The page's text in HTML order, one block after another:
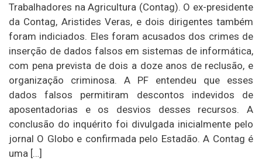
Trabalhadores na Agricultura (Contag). O ex-presidente
da Contag, Aristides Veras, e dois dirigentes também
foram indiciados. Eles foram acusados dos crimes de
inserção de dados falsos em sistemas de informática,
com pena prevista de dois a doze anos de reclusão, e
organização criminosa. A PF entendeu que esses
dados falsos permitiram descontos indevidos de
aposentadorias e os desvios desses recursos. A
conclusão do inquérito foi divulgada inicialmente pelo
jornal O Globo e confirmada pelo Estadão. A Contag é
uma […]